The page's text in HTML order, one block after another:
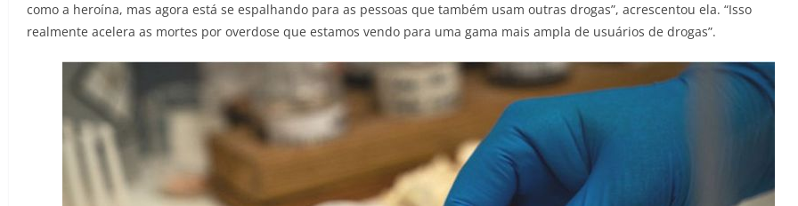
como a heroína, mas agora está se espalhando para as pessoas que também usam outras drogas”, acrescentou ela. “Isso
realmente acelera as mortes por overdose que estamos vendo para uma gama mais ampla de usuários de drogas”.